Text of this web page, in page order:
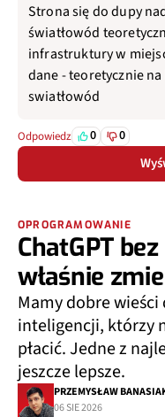
Strona się do dupy
światłowód
infrastruktury w
dane - teoretycznie
swiatłowód
Odpowiedz 0 0
OPROGRAMOWANIE
ChatGPT
właśnie
Mamy dobre
inteligencji, którzy
płacić. Jedne z
jeszcze lepsze.
PRZEMYSŁAW
06 SIE 2026